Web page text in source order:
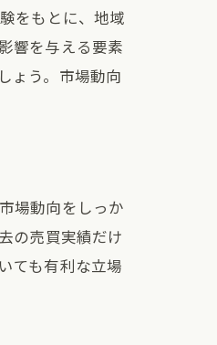
をもとに、地域
響を与える要素
ょう。市場動向
場動向をしっか
の売買実績だけ
ても有利な立場